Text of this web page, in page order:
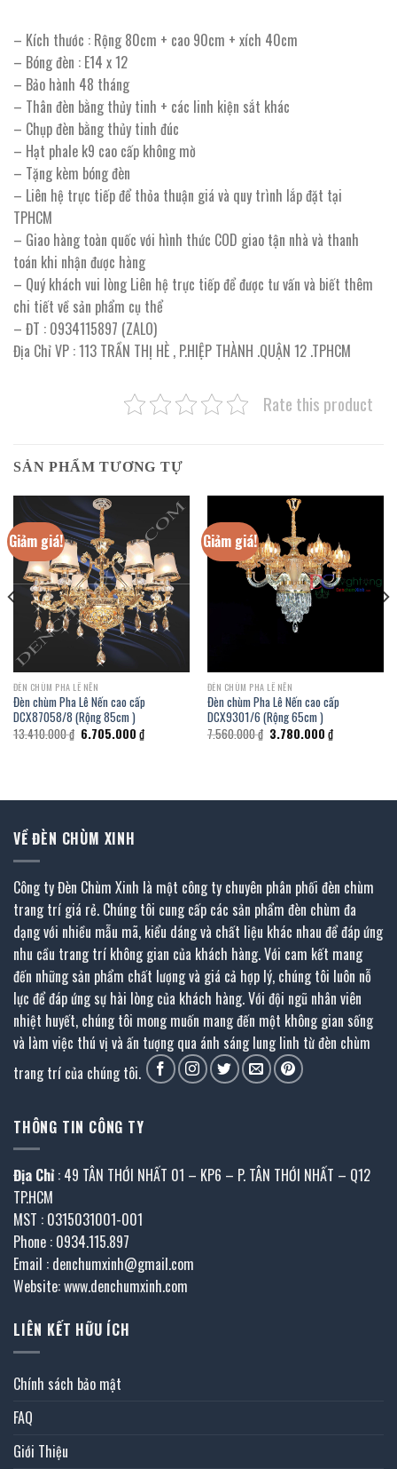
– Kích thước : Rộng 80cm + cao 90cm + xích 40cm
– Bóng đèn : E14 x 12
– Bảo hành 48 tháng
– Thân đèn bằng thủy tinh + các linh kiện sắt khác
– Chụp đèn bằng thủy tinh đúc
– Hạt phale k9 cao cấp không mờ
– Tặng kèm bóng đèn
– Liên hệ trực tiếp để thỏa thuận giá và quy trình lắp đặt tại
TPHCM
– Giao hàng toàn quốc với hình thức COD giao tận nhà và thanh
toán khi nhận được hàng
– Quý khách vui lòng Liên hệ trực tiếp để được tư vấn và biết thêm
chi tiết về sản phẩm cụ thể
– ĐT : 0934115897 (ZALO)
Địa Chỉ VP : 113 TRẦN THỊ HÈ , P.HIỆP THÀNH .QUẬN 12 .TPHCM
Rate this product
SẢN PHẨM TƯƠNG TỰ
Giảm giá!
ĐÈN CHÙM PHA LÊ NẾN
Đèn chùm Pha Lê Nến cao cấp
DCX87058/8 (Rộng 85cm )
13.410.000₫ Giá
gốc
6.705.000 ₫Giá
hiện
Giảm giá!
ĐÈN CHÙM PHA LÊ NẾN
Đèn chùm Pha Lê Nến cao cấp
DCX9301/6 (Rộng 65cm )
7.560.000₫ Giá
gốc
3.780.000 ₫Giá
hiện
VỀ ĐÈN CHÙM XINH
Công ty Đèn Chùm Xinh là một công ty chuyên phân phối đèn chùm
trang trí giá rẻ. Chúng tôi cung cấp các sản phẩm đèn chùm đa
dạng với nhiều mẫu mã, kiểu dáng và chất liệu khác nhau để đáp ứng
nhu cầu trang trí không gian của khách hàng. Với cam kết mang
đến những sản phẩm chất lượng và giá cả hợp lý, chúng tôi luôn nỗ
lực để đáp ứng sự hài lòng của khách hàng. Với đội ngũ nhân viên
nhiệt huyết, chúng tôi mong muốn mang đến một không gian sống
và làm việc thú vị và ấn tượng qua ánh sáng lung linh từ đèn chùm
trang trí của chúng tôi.
THÔNG TIN CÔNG TY
Địa Chỉ : 49 TÂN THỚI NHẤT 01 – KP6 – P. TÂN THỚI NHẤT – Q12
TP.HCM
MST : 0315031001-001
Phone : 0934.115.897
Email : denchumxinh@gmail.com
Website: www.denchumxinh.com
LIÊN KẾT HỮU ÍCH
Chính sách bảo mật
FAQ
Giới Thiệu